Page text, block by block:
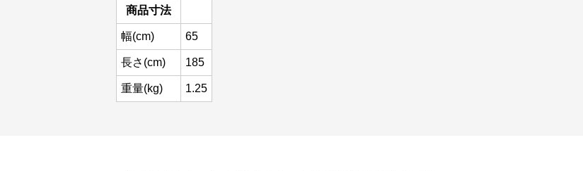
商品寸法
幅(cm) 65
長さ(cm) 185
重量(kg) 1.25